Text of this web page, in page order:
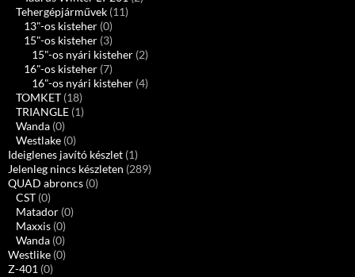
Tehergépjárművek (11)
13"-os kisteher (0)
15"-os kisteher (3)
15"-os nyári kisteher (2)
16"-os kisteher (7)
16"-os nyári kisteher (4)
TOMKET (18)
TRIANGLE (1)
Wanda (0)
Westlake (0)
Ideiglenes javító készlet (1)
Jelenleg nincs készleten (289)
QUAD abroncs (0)
CST (0)
Matador (0)
Maxxis (0)
Wanda (0)
Westlike (0)
Z-401 (0)